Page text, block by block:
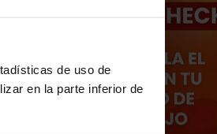
de uso de
en la parte inferior de